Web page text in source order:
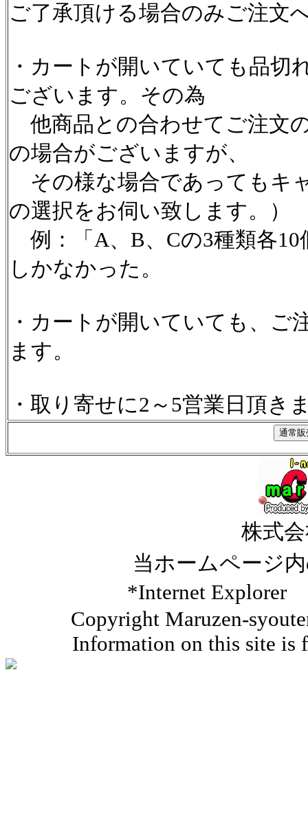
ご了承頂ける場合のみご注文
・カートが開いていても品切
ございます。その為
他商品との合わせてご注文
の場合がございますが、
その様な場合であってもキ
の選択をお伺い致します。）
例：「A、B、Cの3種類各10
しかなかった。
・カートが開いていても、ご
ます。
・取り寄せに2～5営業日頂き
株式
当ホームページ
*Internet Explorer
Copyright Maruzen-
Information on this site is